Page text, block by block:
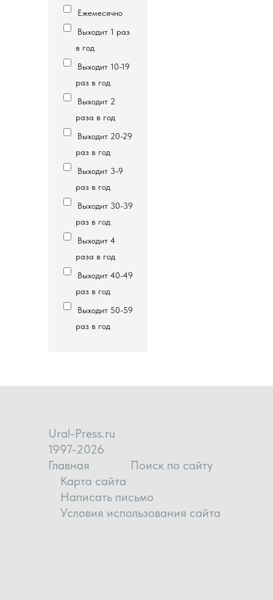
Ежемесячно
Выходит 1 раз
в год
Выходит 10-19
раз в год
Выходит 2
раза в год
Выходит 20-29
раз в год
Выходит 3-9
раз в год
Выходит 30-39
раз в год
Выходит 4
раза в год
Выходит 40-49
раз в год
Выходит 50-59
раз в год
Ural-Press.ru
1997-2026
Главная
Поиск по сайту
Карта сайта
Написать письмо
Условия использования сайта